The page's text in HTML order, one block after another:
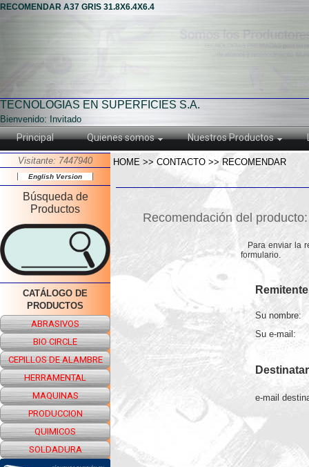
RECOMENDAR A37 GRIS 31.8X6.4X6.4
TECNOLOGIAS EN SUPERFICIES S.A.
Bienvenido: Invitado
Principal Quienes somos Nuestros Productos
Visitante: 7447940
English Version
Búsqueda de
Productos
CATÁLOGO DE
PRODUCTOS
ABRASIVOS
BIO CIRCLE
CEPILLOS DE ALAMBRE
HERRAMENTAL
MAQUINAS
PRODUCCION
QUIMICOS
SOLDADURA
e-mail
Su nombre:
Su e-mail:
Recomendación del
Para enviar la
formulario.
HOME >> CONTACTO >> RECOMENDAR